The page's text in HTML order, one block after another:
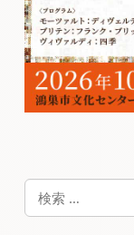
検
索